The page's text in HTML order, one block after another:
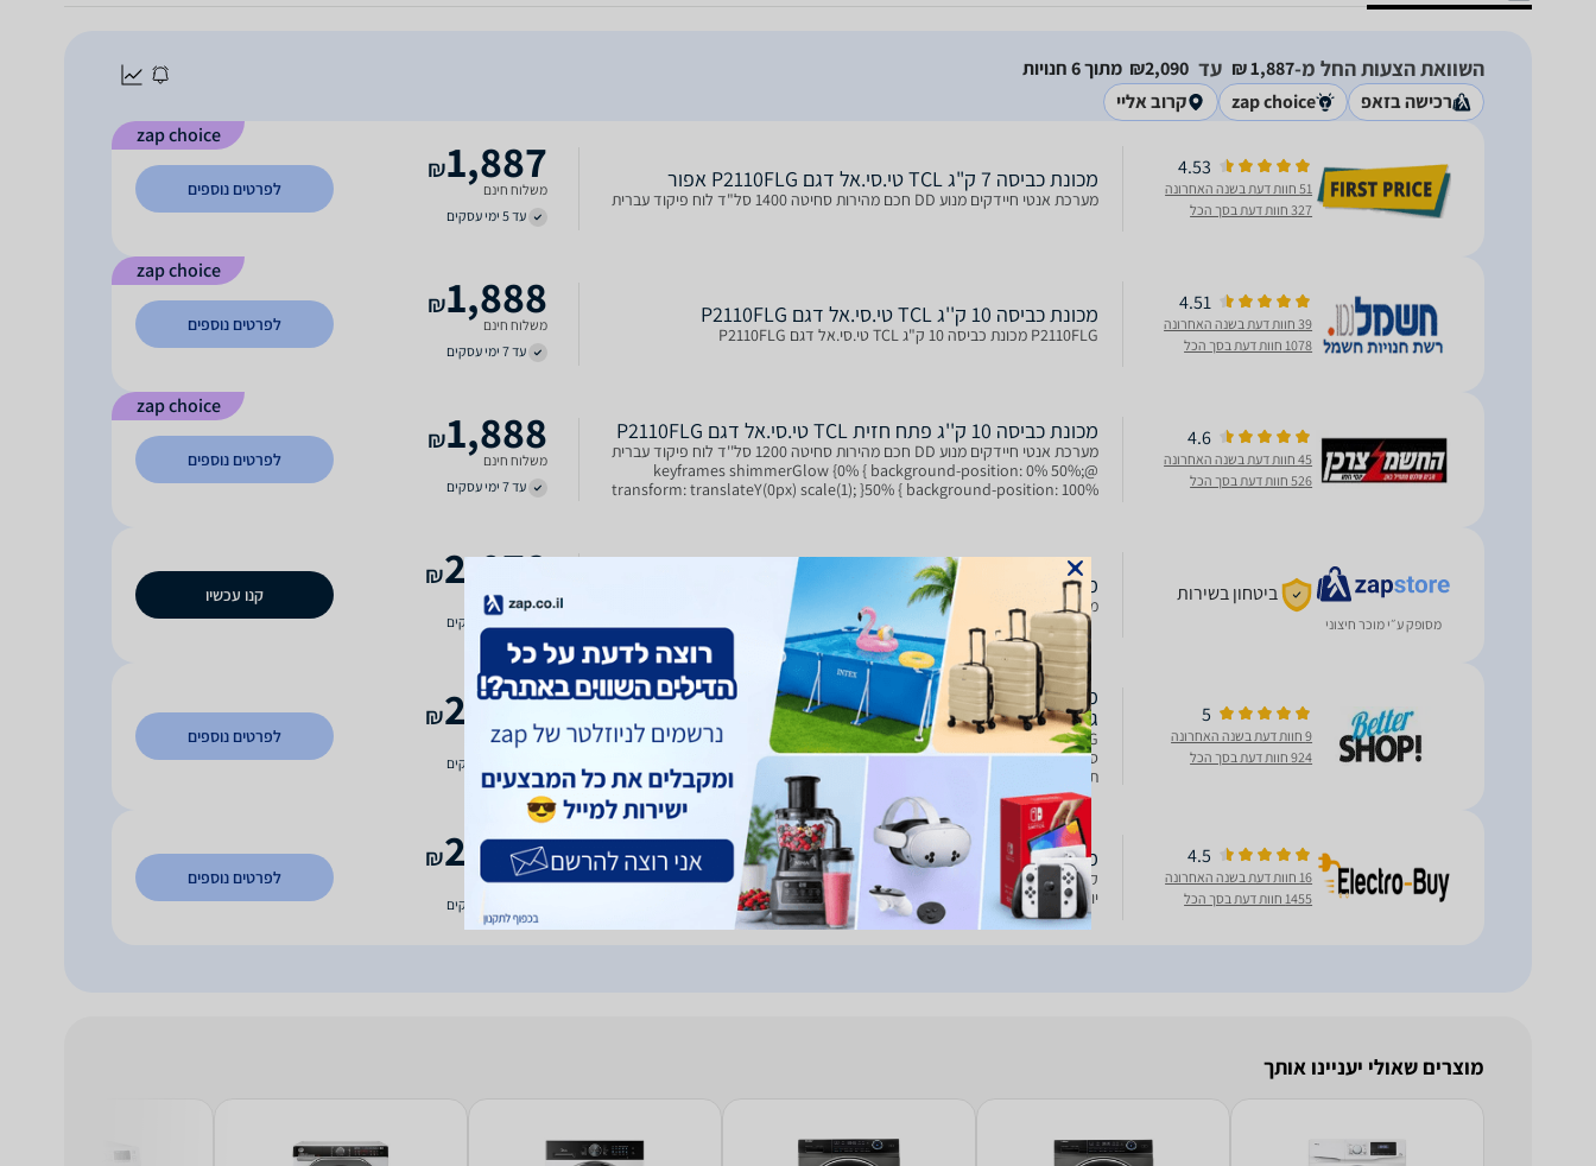
השוואת הצעות החל מ-1,887‏ ₪ עד 2,090‏₪
מתוך 6 חנויות
רכישה בזאפ
zap choice
קרוב אליי
zap choice
4.53
51 חוות דעת בשנה האחרונה
327 חוות דעת בסך הכל
מכונת כביסה 7 ק"ג TCL טי.סי.אל דגם P2110FLG אפור
מערכת אנטי חיידקים מנוע DD חכם מהירות סחיטה 1400 סל"ד לוח פיקוד עברית
1,887
₪
משלוח חינם
עד 5 ימי עסקים
לפרטים נוספים
zap choice
4.51
39 חוות דעת בשנה האחרונה
1078 חוות דעת בסך הכל
מכונת כביסה 10 ק''ג TCL טי.סי.אל דגם P2110FLG
P2110FLG מכונת כביסה 10 ק"ג TCL טי.סי.אל דגם P2110FLG
1,888
₪
משלוח חינם
עד 7 ימי עסקים
לפרטים נוספים
zap choice
4.6
45 חוות דעת בשנה האחרונה
526 חוות דעת בסך הכל
מכונת כביסה 10 ק''ג פתח חזית TCL טי.סי.אל דגם P2110FLG
מערכת אנטי חיידקים מנוע DD חכם מהירות סחיטה 1200 סל''ד לוח פיקוד עברית
@keyframes shimmerGlow {0% { background-position: 0% 50%;
transform: translateY(0px) scale(1); }50% { background-position: 100%
1,888
₪
משלוח חינם
עד 7 ימי עסקים
לפרטים נוספים
מסופק ע״י מוכר חיצוני
ביטחון בשירות מכונת כביסה TCL P2110FLG יבואן רשמי
מערכת אנטי חיידקים מנוע DD חכם מהירות סחיטה 1200 סל''ד לוח פיקוד עברית
2,078
₪
משלוח חינם
קנו עכשיו
5
9 חוות דעת בשנה האחרונה
924 חוות דעת בסך הכל
מכונת כביסה טי.סי.אל 10 קילו TCL P2110FLG פתח קדמי
גימור אפור כהה
P2110FLG מכונת כביסה TCL P2110FLG — קיבולת 10 ק"ג, סחיטה עד 1,200
תצוגת LED ובקרת מים חכמה לניקיון מיטבי.
2,089
₪
משלוח חינם
לפרטים נוספים
4.5
16 חוות דעת בשנה האחרונה
1455 חוות דעת בסך הכל
מכונת כביסה 10 ק"ג TCL P2110FLG
קיבולת: 10 ק"ג מהירות סחיטה: 1,200 סל"ד דירוג אנרגטי: A צבע: אפור כהה
יוקרתי
2,090
₪
משלוח חינם
לפרטים נוספים
מוצרים שאולי יעניינו אותך